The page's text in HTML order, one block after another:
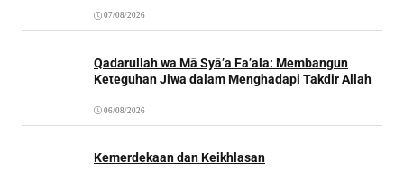
07/08/2026
Qadarullah wa Mā Syā’a Fa’ala: Membangun
Keteguhan Jiwa dalam Menghadapi Takdir Allah
06/08/2026
Kemerdekaan dan Keikhlasan